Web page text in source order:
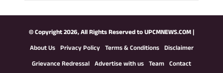
© Copyright 2026, All Rights Reserved toUPCMNEWS.COM|
About Us Privacy Policy Terms & Conditions Disclaimer
Grievance Redressal Advertise with us Team Contact